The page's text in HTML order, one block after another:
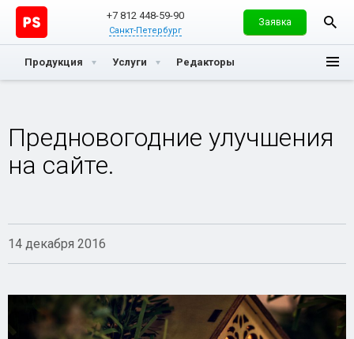
+7 812 448-59-90
Санкт-Петербург
Заявка
Продукция Услуги Редакторы
Предновогодние улучшения
на сайте.
14 декабря 2016